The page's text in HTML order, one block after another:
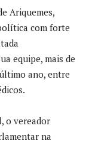
Ariquemes,
com forte
equipe, mais de
ano, entre
o vereador
na